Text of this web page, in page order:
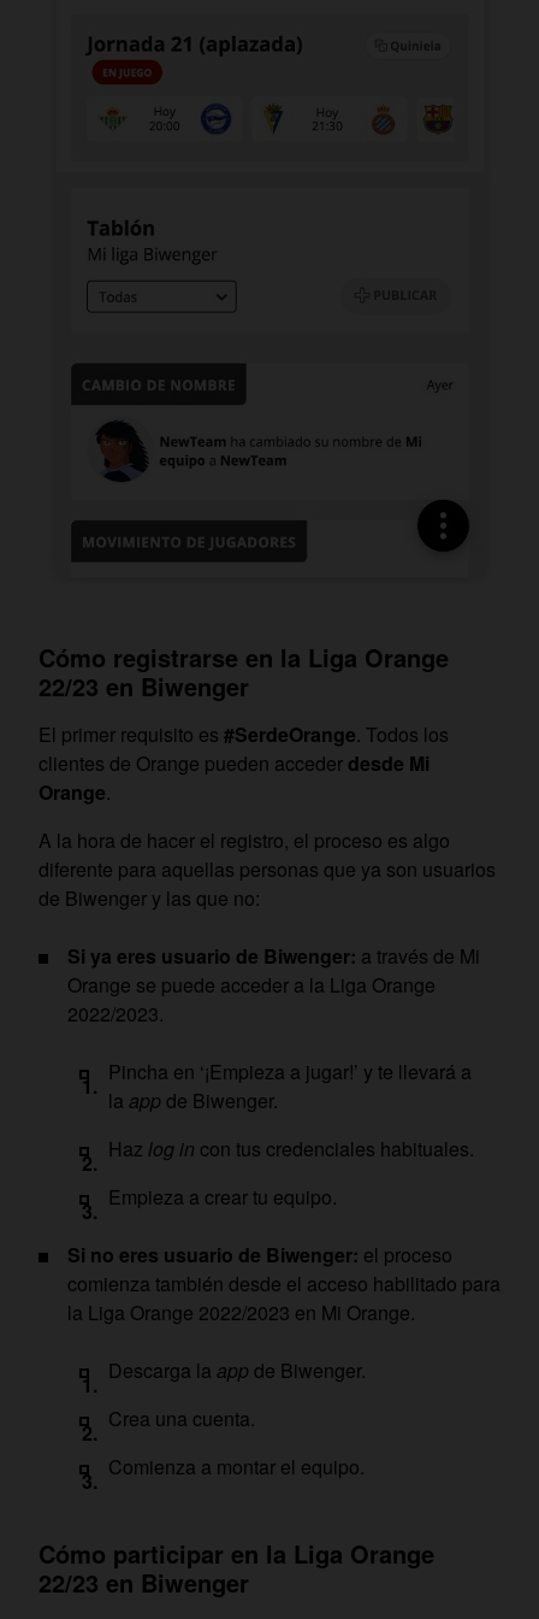
Cómo registrarse en la Liga Orange
22/23 en Biwenger
El primer requisito es #SerdeOrange. Todos los
clientes de Orange pueden acceder desde Mi
Orange.
A la hora de hacer el registro, el proceso es algo
diferente para aquellas personas que ya son usuarios
de Biwenger y las que no:
Si ya eres usuario de Biwenger: a través de Mi
Orange se puede acceder a la Liga Orange
2022/2023.
Pincha en ‘¡Empieza a jugar!’ y te llevará a
la app de Biwenger.
Haz log in con tus credenciales habituales.
Empieza a crear tu equipo.
Si no eres usuario de Biwenger: el proceso
comienza también desde el acceso habilitado para
la Liga Orange 2022/2023 en Mi Orange.
Descarga la app de Biwenger.
Crea una cuenta.
Comienza a montar el equipo.
Cómo participar en la Liga Orange
22/23 en Biwenger